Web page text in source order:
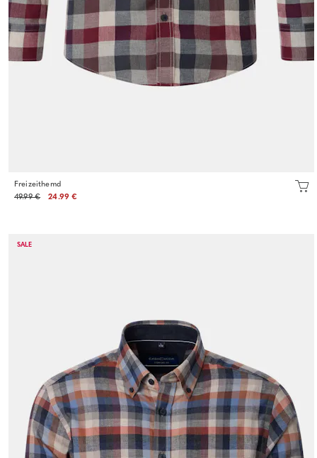
Freizeithemd
49.99 €
24.99 €
SALE